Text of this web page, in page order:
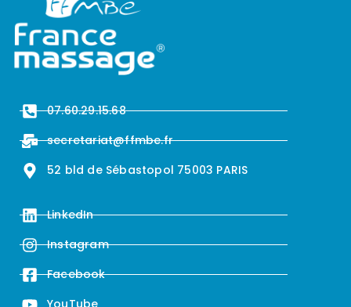
07.60.29.15.68
secretariat@ffmbe.fr
52 bld de Sébastopol 75003 PARIS
LinkedIn
Instagram
Facebook